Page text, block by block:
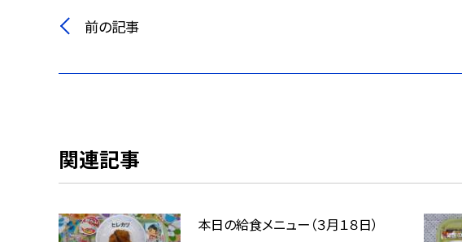
前の記事
関連記事
本日の給食メニュー（３月１８日）